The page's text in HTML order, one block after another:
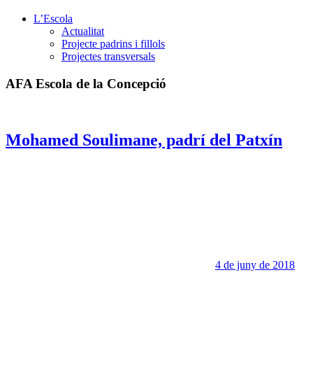
L’Escola
Actualitat
Projecte padrins i fillols
Projectes transversals
AFA Escola de la Concepció
Mohamed Soulimane, padrí del Patxín
4 de juny de 2018